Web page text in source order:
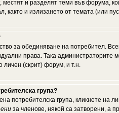
местят и разделят теми във форума,
както и излизането от темата (или
за обединяване на потребител.
права. Така
личен (скрит) форум, и т.н.
група?
потребителска група, кликнете на
за членове, някой са затворени, а